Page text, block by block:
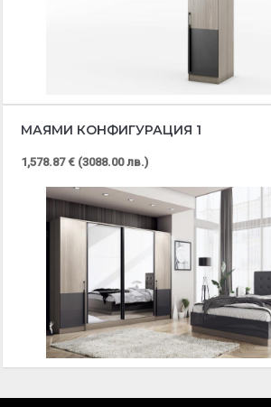
МАЯМИ КОНФИГУРАЦИЯ 1
1,578.87 € (3088.00 лв.)